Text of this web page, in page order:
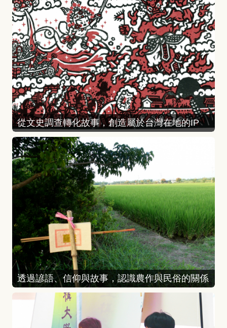
從文史調查轉化故事，創造屬於台灣在地的IP
透過諺語、信仰與故事，認識農作與民俗的關係